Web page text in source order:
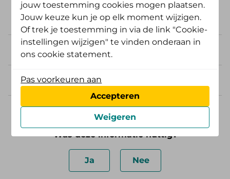
Waar kan ik De Friesland App
downloaden?
Hoe activeer ik De Friesland App?
Wat is een UZOVI-code?
Was deze informatie nuttig?
Ja Nee
jouw toestemming cookies mogen plaatsen.
Jouw keuze kun je op elk moment wijzigen.
Of trek je toestemming in via de link "Cookie-
instellingen wijzigen" te vinden onderaan in
ons cookie statement.
Pas voorkeuren aan
Accepteren
Weigeren